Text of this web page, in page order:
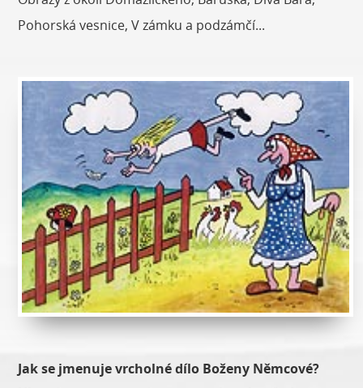
Pohorská vesnice, V zámku a podzámčí...
Jak se jmenuje vrcholné dílo Boženy Němcové?